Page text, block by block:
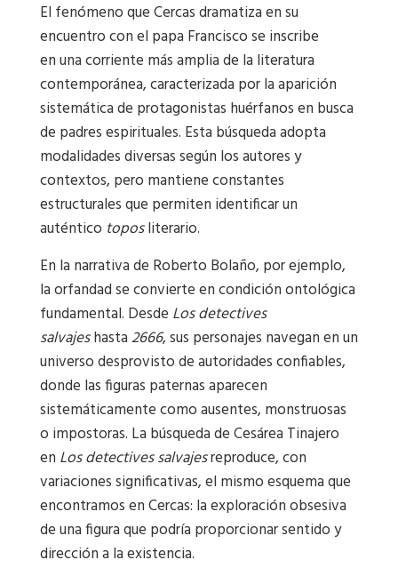
El fenómeno que Cercas dramatiza en su
encuentro con el papa Francisco se inscribe
en una corriente más amplia de la literatura
contemporánea, caracterizada por la aparición
sistemática de protagonistas huérfanos en busca
de padres espirituales. Esta búsqueda adopta
modalidades diversas según los autores y
contextos, pero mantiene constantes
estructurales que permiten identificar un
auténtico toposliterario.
En la narrativa de Roberto Bolaño, por ejemplo,
la orfandad se convierte en condición ontológica
fundamental. Desde Los detectives
salvajeshasta2666, sus personajes navegan en un
universo desprovisto de autoridades confiables,
donde las figuras paternas aparecen
sistemáticamente como ausentes, monstruosas
o impostoras. La búsqueda de Cesárea Tinajero
en Los detectives salvajesreproduce, con
variaciones significativas, el mismo esquema que
encontramos en Cercas: la exploración obsesiva
de una figura que podría proporcionar sentido y
dirección a la existencia.